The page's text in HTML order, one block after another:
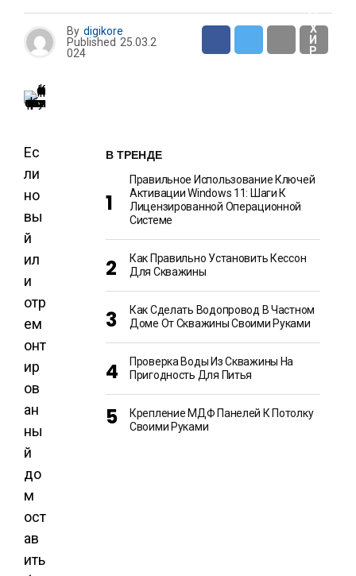
Ы
Х
И
Р
By digikore
Published 25.03.2
024
Ес
ли
но
вы
й
ил
и
отр
ем
онт
ир
ов
ан
ны
й
до
м
ост
ав
ить
В ТРЕНДЕ
Правильное Использование Ключей
Активации Windows 11: Шаги К
Лицензированной Операционной
Системе
Как Правильно Установить Кессон
Для Скважины
Как Сделать Водопровод В Частном
Доме От Скважины Своими Руками
Проверка Воды Из Скважины На
Пригодность Для Питья
Крепление МДФ Панелей К Потолку
Своими Руками